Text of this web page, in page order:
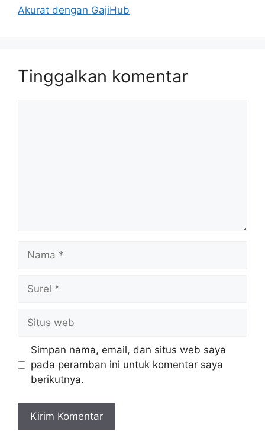
Akurat dengan GajiHub
Tinggalkan komentar
Nama
Surel
Situs
web
Simpan nama, email, dan situs web saya
pada peramban ini untuk komentar saya
berikutnya.